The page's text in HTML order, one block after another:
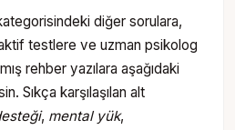
diğer sorulara,
testlere ve uzman psikolog
rehber yazılara aşağıdaki
Sıkça karşılaşılan alt
, mental yük,